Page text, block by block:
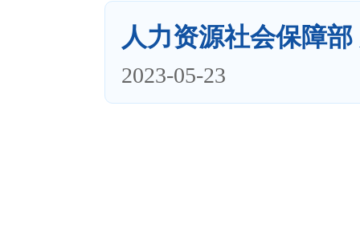
人力资源社会保障
2023-05-23